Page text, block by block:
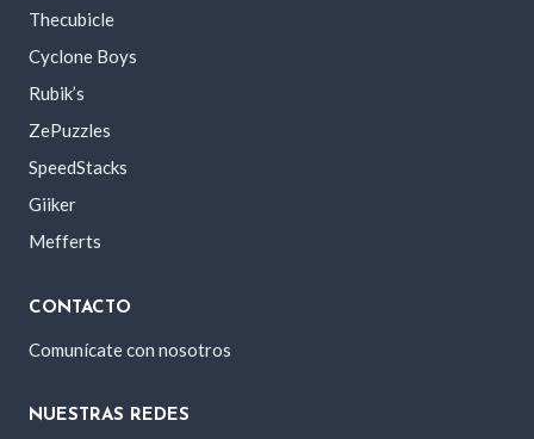
Thecubicle
Cyclone Boys
Rubik’s
ZePuzzles
SpeedStacks
Giiker
Mefferts
CONTACTO
Comunícate con nosotros
NUESTRAS REDES